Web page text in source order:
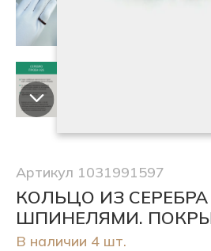
Артикул 1031991597
КОЛЬЦО ИЗ
ШПИНЕЛЯМИ.
В наличии 4 шт.